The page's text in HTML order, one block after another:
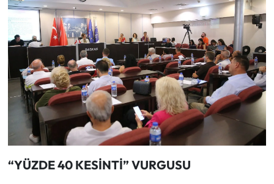
“YÜZDE 40 KESİNTİ” VURGUSU